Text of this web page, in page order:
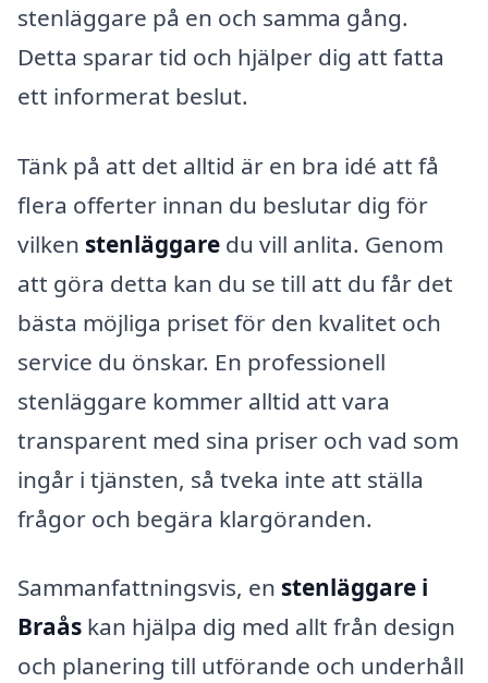
stenläggare på en och samma gång.
Detta sparar tid och hjälper dig att fatta
ett informerat beslut.
Tänk på att det alltid är en bra idé att få
flera offerter innan du beslutar dig för
vilken stenläggare du vill anlita. Genom
att göra detta kan du se till att du får det
bästa möjliga priset för den kvalitet och
service du önskar. En professionell
stenläggare kommer alltid att vara
transparent med sina priser och vad som
ingår i tjänsten, så tveka inte att ställa
frågor och begära klargöranden.
Sammanfattningsvis, en stenläggare i
Braås kan hjälpa dig med allt från design
och planering till utförande och underhåll